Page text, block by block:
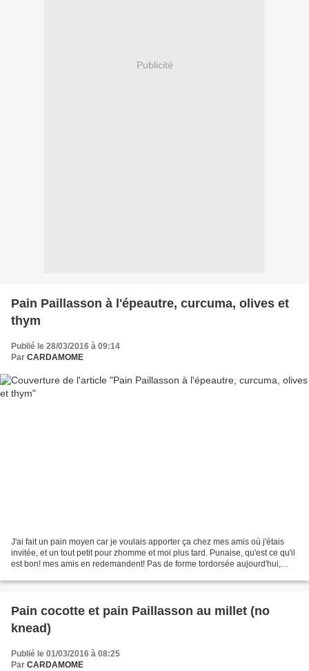
Publicité
Pain Paillasson à l'épeautre, curcuma, olives et
thym
Publié le 28/03/2016 à 09:14
Par CARDAMOME
J'ai fait un pain moyen car je voulais apporter ça chez mes amis où j'étais
invitée, et un tout petit pour zhomme et moi plus tard. Punaise, qu'est ce qu'il
est bon! mes amis en redemandent! Pas de forme tordorsée aujourd'hui,
Pain cocotte et pain Paillasson au millet (no
knead)
Publié le 01/03/2016 à 08:25
Par CARDAMOME